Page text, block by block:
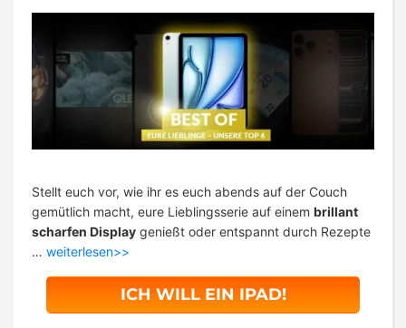
Stellt euch vor, wie ihr es euch abends auf der Couch
gemütlich macht, eure Lieblingsserie auf einem brillant
scharfen Display genießt oder entspannt durch Rezepte
… weiterlesen>>
ICH WILL EIN IPAD!